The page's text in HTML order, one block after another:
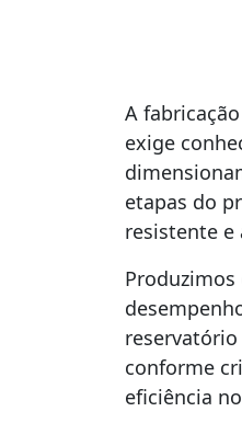
A
exige
etapas do
resistente e
conforme
eficiência